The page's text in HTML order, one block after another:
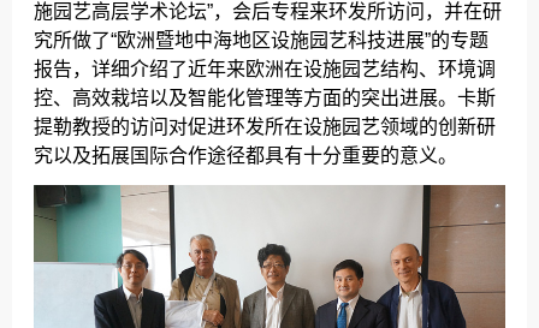
施园艺高层学术论坛”，会后专程来环发所访问，并在研
究所做了“欧洲暨地中海地区设施园艺科技进展”的专题
报告，详细介绍了近年来欧洲在设施园艺结构、环境调
控、高效栽培以及智能化管理等方面的突出进展。卡斯
提勒教授的访问对促进环发所在设施园艺领域的创新研
究以及拓展国际合作途径都具有十分重要的意义。